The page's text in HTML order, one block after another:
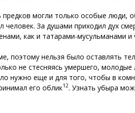
предков могли только особые люди,
человек. За душами приходил дух
как и татарами-мусульманами
поэтому нельзя было оставлять
не стесняясь умершего,
нужно еще и для того, чтобы в
его облик12. Узнать убыра